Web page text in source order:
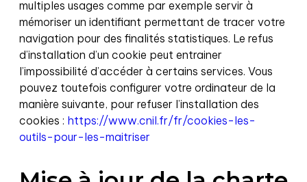
multiples usages comme par exemple servir à
mémoriser un identifiant permettant de tracer votre
navigation pour des finalités statistiques. Le refus
d’installation d’un cookie peut entrainer
l’impossibilité d’accéder à certains services. Vous
pouvez toutefois configurer votre ordinateur de la
manière suivante, pour refuser l’installation des
cookies : https://www.cnil.fr/fr/cookies-les-
outils-pour-les-maitriser